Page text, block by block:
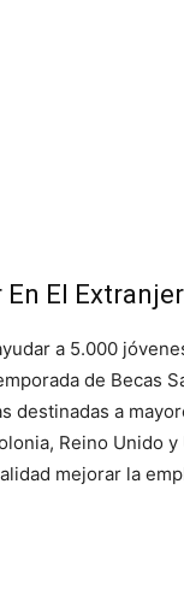
El
a 5.000
de Becas
destinadas a
Reino Unido y
mejorar la